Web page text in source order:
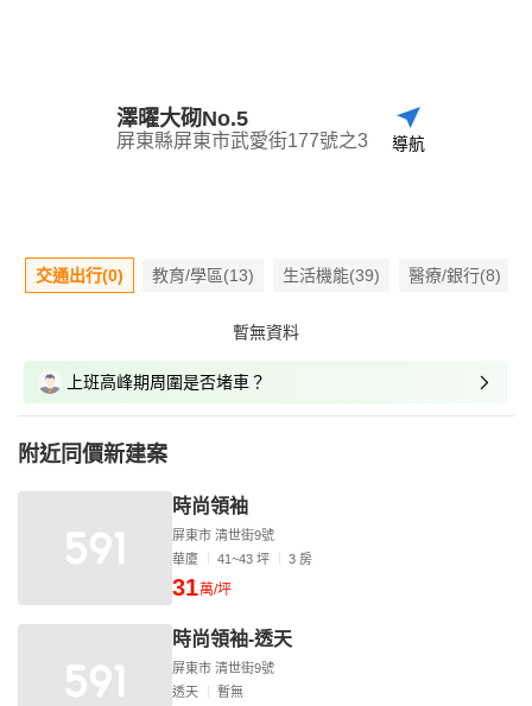
澤曜大砌No.5
屏東縣屏東市武愛街177號之3 導航
交通出行(0) 教育/學區(13) 生活機能(39) 醫療/銀行(8)
暫無資料
上班高峰期周圍是否堵車？
附近同價新建案
時尚領袖
屏東市 清世街9號
華廈
41~43 坪 3 房
31萬/坪
時尚領袖-透天
屏東市 清世街9號
透天
暫無